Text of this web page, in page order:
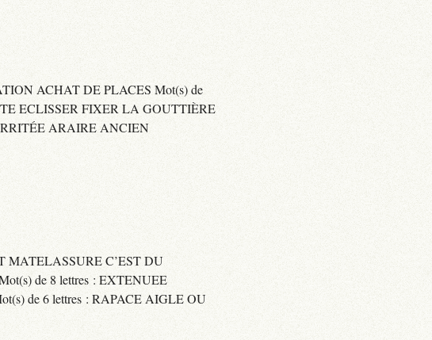
ACHAT DE PLACES Mot(s) de
ECLISSER FIXER LA GOUTTIÈRE
ARAIRE ANCIEN
MATELASSURE C’EST DU
de 8 lettres : EXTENUEE
de 6 lettres : RAPACE AIGLE OU